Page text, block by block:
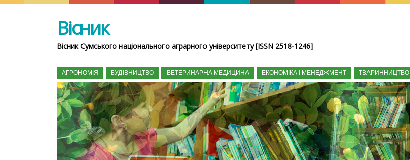
Вісник
Вісник Сумського національного аграрного університету [ISSN 2518-1246]
АГРОНОМІЯ БУДІВНИЦТВО ВЕТЕРИНАРНА МЕДИЦИНА ЕКОНОМІКА І МЕНЕДЖМЕНТ ТВАРИННИЦТВО